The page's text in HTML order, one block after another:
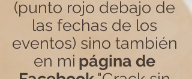
(punto rojo debajo de
las fechas de los
eventos) sino también
en mi página de